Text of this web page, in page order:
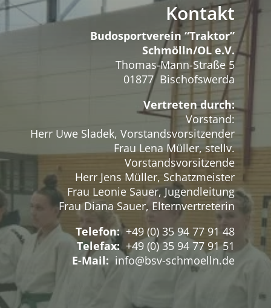
Kontakt
Budosportverein “Traktor”
Schmölln/OL e.V.
Thomas-Mann-Straße 5
01877 Bischofswerda
Vertreten durch:
Vorstand:
Herr Uwe Sladek, Vorstandsvorsitzender
Frau Lena Müller, stellv.
Vorstandsvorsitzende
Herr Jens Müller, Schatzmeister
Frau Leonie Sauer, Jugendleitung
Frau Diana Sauer, Elternvertreterin
Telefon:+49 (0) 35 94 77 91 48
Telefax: +49 (0) 35 94 77 91 51
E-Mail: info@bsv-schmoelln.de